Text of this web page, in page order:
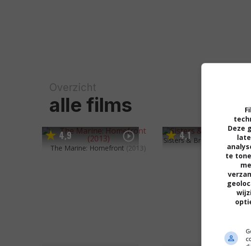
Overzicht
alle films
4,9
The Marine: Homefront (2013)
4,1
Sisters & Brothers (2011)
Deze
te